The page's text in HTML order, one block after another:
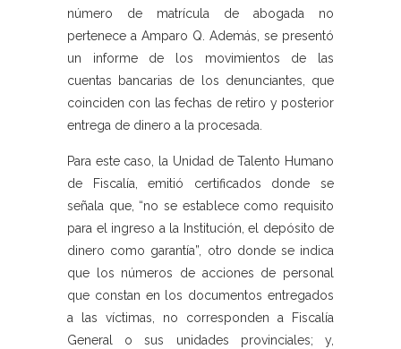
número de matrícula de abogada no
pertenece a Amparo Q. Además, se presentó
un informe de los movimientos de las
cuentas bancarias de los denunciantes, que
coinciden con las fechas de retiro y posterior
entrega de dinero a la procesada.
Para este caso, la Unidad de Talento Humano
de Fiscalía, emitió certificados donde se
señala que, “no se establece como requisito
para el ingreso a la Institución, el depósito de
dinero como garantía”, otro donde se indica
que los números de acciones de personal
que constan en los documentos entregados
a las víctimas, no corresponden a Fiscalía
General o sus unidades provinciales; y,